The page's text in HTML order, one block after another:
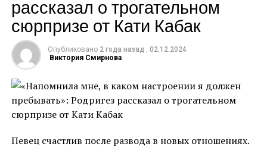
испытание за весь проект»,‒ рассказала Мамаева
Экс-участница шоу «Сокровища императора»
призналась, что безумно хотела есть, но даже через
силу не смогла проглотить пару кусочков. Модель
стоял среди угощений. Стоит отметить, что
большую часть времени участники голодали или
питались очень маленькими порциями, поэтому
тяжёлым для Мамаевой.
рассказал о трогательном
сюрпризе от Кати Кабак
Опубликовано 2 года назад , 02.12.2024
Виктория Смирнова
Певец счастлив после развода в новых отношениях.